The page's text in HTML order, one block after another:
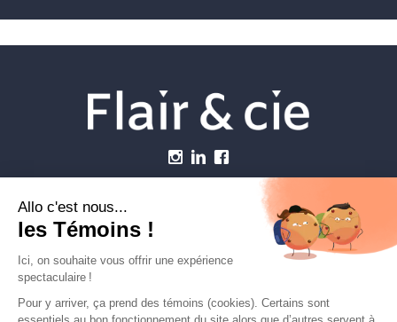
Établissements vétérinaires
Carrière
Contactez-nous